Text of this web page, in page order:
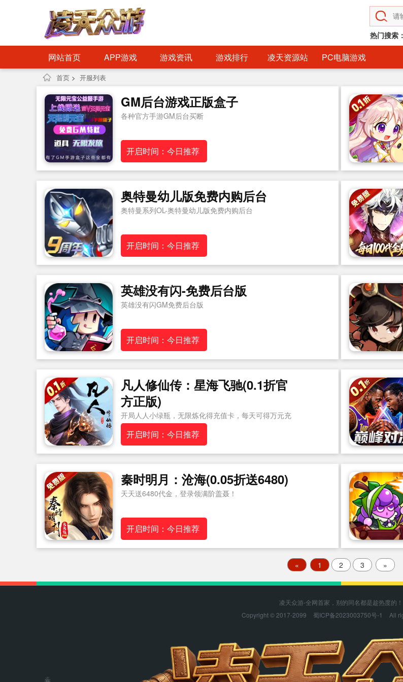
热门搜索：
网站首页 APP游戏 游戏资讯 游戏排行 凌天资源站 PC电脑游戏
首页 > 开服列表
GM后台游戏正版盒子
各种官方手游GM后台买断
开启时间：今日推荐
奥特曼幼儿版免费内购后台
奥特曼系列OL-奥特曼幼儿版免费内购后台
开启时间：今日推荐
英雄没有闪-免费后台版
英雄没有闪GM免费后台版
开启时间：今日推荐
凡人修仙传：星海飞驰(0.1折官
方正版)
开局人人小绿瓶，无限炼化得充值卡，每天可得万元充
值卡
开启时间：今日推荐
秦时明月：沧海(0.05折送6480)
天天送6480代金，登录领满阶盖聂！
开启时间：今日推荐
« 1 2 3 »
凌天众游-全网首家，别的同名都是趁热度的！
Copyright © 2017-2099
蜀ICP备2023003750号-1 All